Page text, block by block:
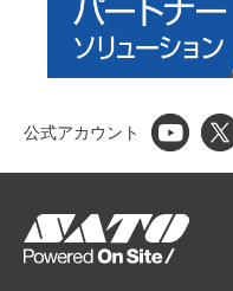
公式アカウント